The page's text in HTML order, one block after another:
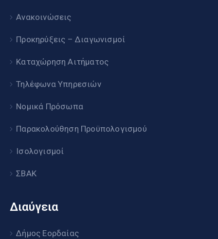
Ανακοινώσεις
Προκηρύξεις – Διαγωνισμοί
Καταχώρηση Αιτήματος
Τηλέφωνα Υπηρεσιών
Νομικά Πρόσωπα
Παρακολούθηση Προϋπολογισμού
Ισολογισμοί
ΣΒΑΚ
Διαύγεια
Δήμος Εορδαίας